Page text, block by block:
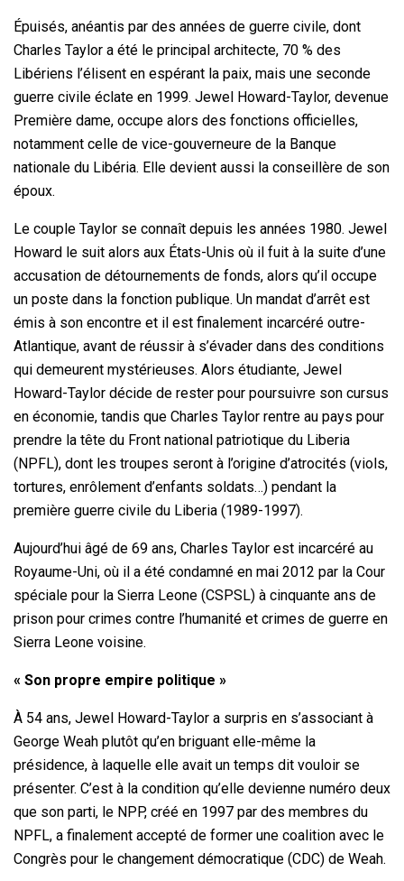
Épuisés, anéantis par des années de guerre civile, dont
Charles Taylor a été le principal architecte, 70 % des
Libériens l’élisent en espérant la paix, mais une seconde
guerre civile éclate en 1999. Jewel Howard-Taylor, devenue
Première dame, occupe alors des fonctions officielles,
notamment celle de vice-gouverneure de la Banque
nationale du Libéria. Elle devient aussi la conseillère de son
époux.
Le couple Taylor se connaît depuis les années 1980. Jewel
Howard le suit alors aux États-Unis où il fuit à la suite d’une
accusation de détournements de fonds, alors qu’il occupe
un poste dans la fonction publique. Un mandat d’arrêt est
émis à son encontre et il est finalement incarcéré outre-
Atlantique, avant de réussir à s’évader dans des conditions
qui demeurent mystérieuses. Alors étudiante, Jewel
Howard-Taylor décide de rester pour poursuivre son cursus
en économie, tandis que Charles Taylor rentre au pays pour
prendre la tête du Front national patriotique du Liberia
(NPFL), dont les troupes seront à l’origine d’atrocités (viols,
tortures, enrôlement d’enfants soldats…) pendant la
première guerre civile du Liberia (1989-1997).
Aujourd’hui âgé de 69 ans, Charles Taylor est incarcéré au
Royaume-Uni, où il a été condamné en mai 2012 par la Cour
spéciale pour la Sierra Leone (CSPSL) à cinquante ans de
prison pour crimes contre l’humanité et crimes de guerre en
Sierra Leone voisine.
« Son propre empire politique »
À 54 ans, Jewel Howard-Taylor a surpris en s’associant à
George Weah plutôt qu’en briguant elle-même la
présidence, à laquelle elle avait un temps dit vouloir se
présenter. C’est à la condition qu’elle devienne numéro deux
que son parti, le NPP, créé en 1997 par des membres du
NPFL, a finalement accepté de former une coalition avec le
Congrès pour le changement démocratique (CDC) de Weah.